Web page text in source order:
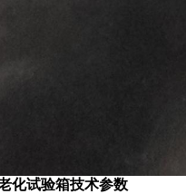
化试验箱技术参数